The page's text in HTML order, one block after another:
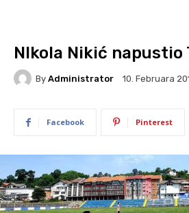
NIkola Nikić napustio
By Administrator 10. Februara
Facebook Pinterest